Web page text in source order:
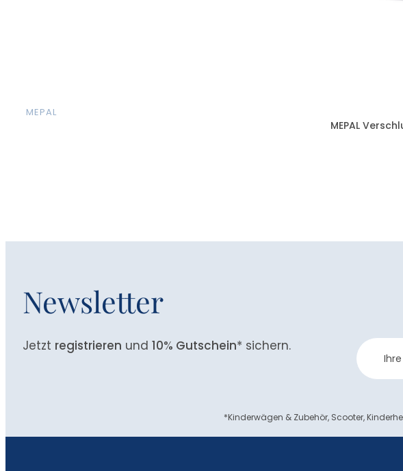
MEPAL
MEPAL
Newsletter
Jetzt registrieren und 10% Gutschein* sichern.
*Kinderwägen & Zubehör, Scooter,